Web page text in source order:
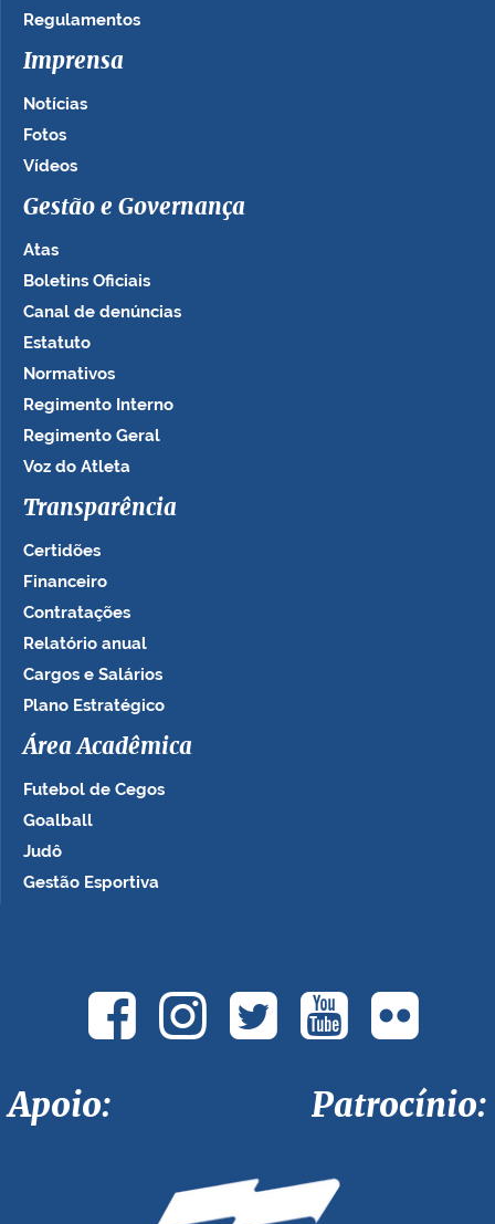
Regulamentos
Imprensa
Notícias
Fotos
Vídeos
Gestão e Governança
Atas
Boletins Oficiais
Canal de denúncias
Estatuto
Normativos
Regimento Interno
Regimento Geral
Voz do Atleta
Transparência
Certidões
Financeiro
Contratações
Relatório anual
Cargos e Salários
Plano Estratégico
Área Acadêmica
Futebol de Cegos
Goalball
Judô
Gestão Esportiva
Apoio: Patrocínio: